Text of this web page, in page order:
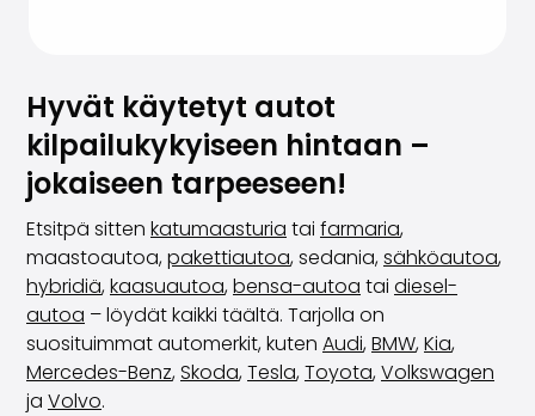
Hyvät käytetyt autot
kilpailukykyiseen hintaan –
jokaiseen tarpeeseen!
Etsitpä sitten katumaasturia tai farmaria,
maastoautoa,pakettiautoa, sedania,sähköautoa,
hybridiä,kaasuautoa,bensa-autoa tai diesel-
autoa – löydät kaikki täältä. Tarjolla on
suosituimmat automerkit, kuten Audi,BMW,Kia,
Mercedes-Benz,Skoda,Tesla,Toyota,Volkswagen
ja Volvo.